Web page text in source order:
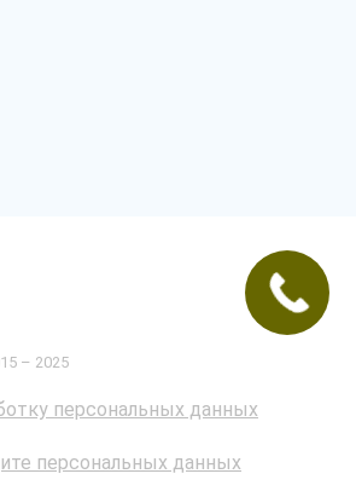
– 2025
персональных данных
персональных данных